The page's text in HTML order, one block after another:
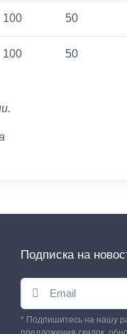
100 50
100 50
Подписка на
* Подпишитесь на нашу